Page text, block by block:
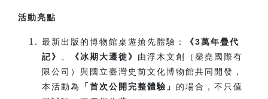
活動亮點
最新出版的博物館桌遊搶先體驗：
《3萬年疊代
記》 、 《冰期大遷徙》 由浮木文創（燊堯國際有
限公司）與國立臺灣史前文化博物館共同開發，
本活動為
「首次公開完整體驗」 的場合，不只值